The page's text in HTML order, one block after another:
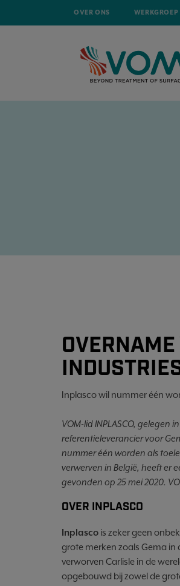
OVER ONS WERKGROEP
TECHNISCHE ARTIKELS
Inplasco wil nummer één
VOM-lid INPLASCO, gelegen
referentieleverancier voor
nummer één worden als
verwerven in België, heeft er
gevonden op 25 mei 2020.
OVER INPLASCO
Inplasco is zeker geen
grote merken zoals Gema in
verworven Carlisle in de
opgebouwd bij zowel de